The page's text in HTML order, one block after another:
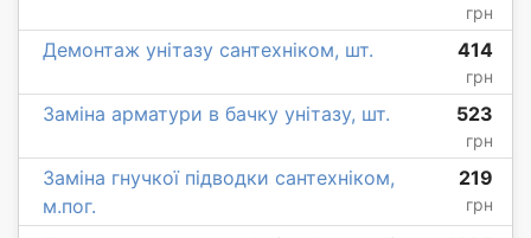
грн
Демонтаж унітазу сантехніком, шт. 414
грн
Заміна арматури в бачку унітазу, шт. 523
грн
Заміна гнучкої підводки сантехніком,
м.пог.
219
грн